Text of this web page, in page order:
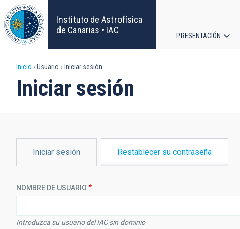
Pasar
al
contenido
principal
Instituto de Astrofísica
de Canarias • IAC
PRESENTACIÓN
Sobrescribir
enlaces
ayuda
a
la
Inicio Usuario Iniciar sesión
Iniciar sesión
PRINCIPALES
Iniciar sesión Restablecer su contraseña
NOMBRE DE USUARIO
Introduzca su usuario del IAC sin dominio